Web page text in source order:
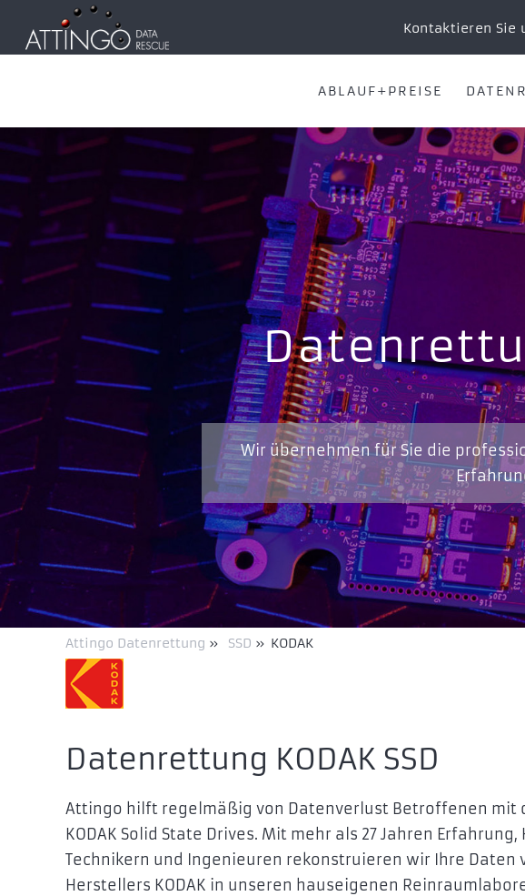
Kontaktieren Sie
ABLAUF+PREISE
Wir übernehmen für Sie die
Attingo Datenrettung » SSD » KODAK
Datenrettung KODAK SSD
Attingo hilft regelmäßig von Datenverlust Betroffenen mit
KODAK Solid State Drives. Mit mehr als 27 Jahren
Technikern und Ingenieuren rekonstruieren wir Ihre Daten
Herstellers KODAK in unseren hauseigenen